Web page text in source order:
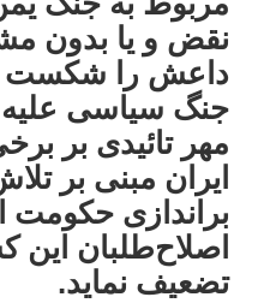
نقض و یا بدون
داعش را شکست
جنگ سیاسی علیه
مهر تائیدی بر
ایران مبنی بر
براندازی حکومت
اصلاح‌طلبان این
تضعیف نماید.